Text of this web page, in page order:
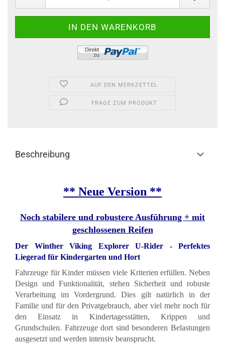
AUF DEN MERKZETTEL
FRAGE ZUM PRODUKT
Beschreibung
** Neue Version **
Noch stabilere und robustere Ausführung + mit
geschlossenen Reifen
Der Winther Viking ExplorerU-Rider - Perfektes
Liegerad für Kindergarten und Hort
Fahrzeuge für Kinder müssen viele Kriterien erfüllen. Neben
Design und Funktionalität, stehen Sicherheit und robuste
Verarbeitung im Vordergrund. Dies gilt natürlich in der
Familie und für den Privatgebrauch, aber viel mehr noch für
den Einsatz in Kindertagesstätten, Krippen und
Grundschulen. Fahrzeuge dort sind besonderen Belastungen
ausgesetzt und werden intensiv beansprucht.